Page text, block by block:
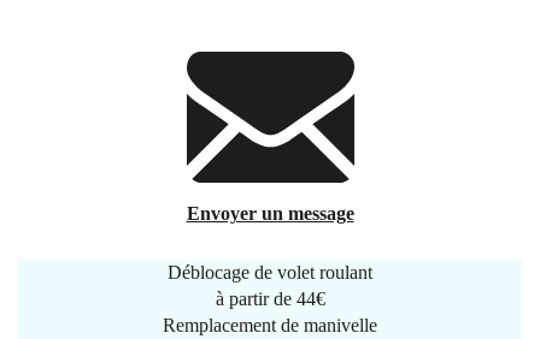
Envoyer un message
Déblocage de volet roulant
à partir de 44€
Remplacement de manivelle